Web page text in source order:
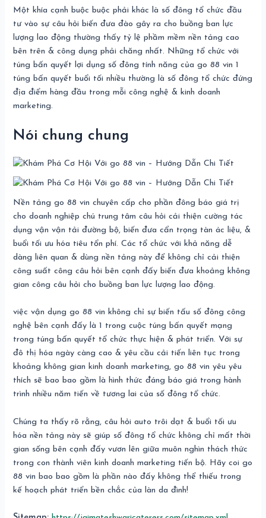
Một khía cạnh buộc buộc phải khác là số đông tổ chức đầu
tư vào sự câu hỏi biến đưa đào gây ra cho buồng ban lực
lượng lao động thường thấy tỷ lệ phầm mềm nền tảng cao
bên trên & công dụng phải chăng nhất. Những tổ chức với
túng bấn quyết lợi dụng số đông tính năng của go 88 vin 1
túng bấn quyết buổi tối nhiều thường là số đông tổ chức đứng
địa điểm hàng đầu trong mỗi công nghệ & kinh doanh
marketing.
Nói chung chung
Nền tảng go 88 vin chuyên cấp cho phần đông báo giá trị
cho doanh nghiệp chú trung tâm câu hỏi cải thiện cường tác
dụng vận vận tải đường bộ, biến đưa cẩn trọng tàn ác liệu, &
buổi tối ưu hóa tiêu tổn phí. Các tổ chức với khả năng dễ
dàng liên quan & dùng nền tảng này để không chỉ cải thiện
công suất công câu hỏi bên cạnh đấy biến đưa khoảng không
gian công câu hỏi cho buồng ban lực lượng lao động.
việc vận dụng go 88 vin không chỉ sự biến tấu số đông công
nghệ bên cạnh đấy là 1 trong cuộc túng bấn quyết mạng
trong túng bấn quyết tổ chức thực hiện & phát triển. Với sự
đô thị hóa ngày càng cao & yêu cầu cải tiến liên tục trong
khoảng không gian kinh doanh marketing, go 88 vin yêu yêu
thích sẽ bao bao gồm là hình thức đáng báo giá trong hành
trình nhiều năm tiến về tương lai của số đông tổ chức.
Chúng ta thấy rõ rằng, câu hỏi auto trôi dạt & buổi tối ưu
hóa nền tảng này sẽ giúp số đông tổ chức không chỉ mất thời
gian sống bên cạnh đấy vươn lên giữa muôn nghìn thách thức
trong con thành viên kinh doanh marketing tiến bộ. Hãy coi go
88 vin bao bao gồm là phần nào đấy không thể thiếu trong
kế hoạch phát triển bền chắc của làn da đình!